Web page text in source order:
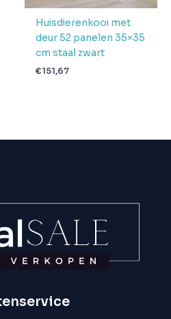
Huisdierenkooi met
deur 52 panelen 35×35
cm staal zwart
€151,67